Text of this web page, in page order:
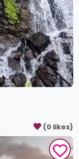
(0 likes)